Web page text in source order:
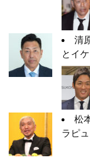
清
とイ
松
ラピ